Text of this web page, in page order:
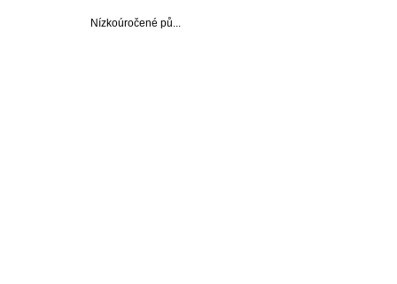
Nízkoúročené pů...